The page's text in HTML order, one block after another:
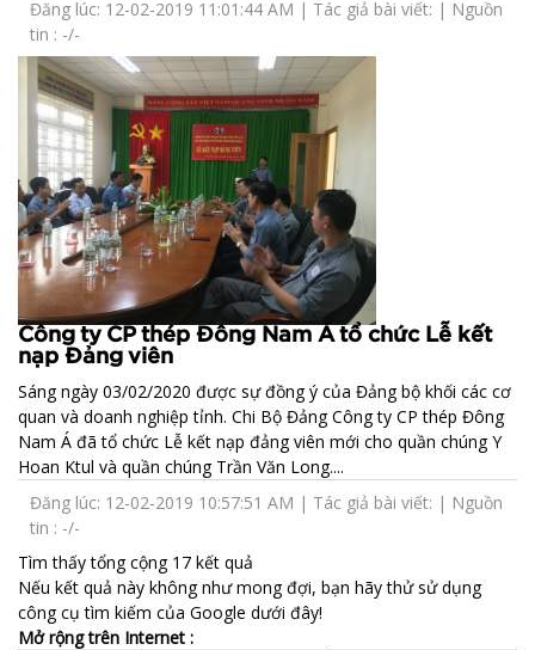
Đăng lúc: 12-02-2019 11:01:44 AM | Tác giả bài viết: | Nguồn
tin : -/-
Công ty CP thép Đông Nam Á tổ chức Lễ kết
nạp Đảng viên
Sáng ngày 03/02/2020 được sự đồng ý của Đảng bộ khối các cơ
quan và doanh nghiệp tỉnh. Chi Bộ Đảng Công ty CP thép Đông
Nam Á đã tổ chức Lễ kết nạp đảng viên mới cho quần chúng Y
Hoan Ktul và quần chúng Trần Văn Long....
Đăng lúc: 12-02-2019 10:57:51 AM | Tác giả bài viết: | Nguồn
tin : -/-
Tìm thấy tổng cộng 17 kết quả
Nếu kết quả này không như mong đợi, bạn hãy thử sử dụng
công cụ tìm kiếm của Google dưới đây!
Mở rộng trên Internet :